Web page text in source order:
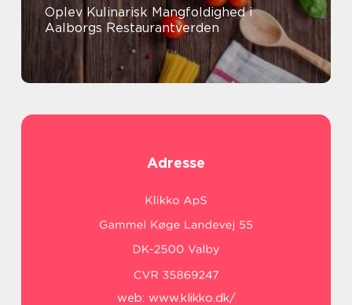
Oplev Kulinarisk Mangfoldighed i
Aalborgs Restaurantverden
Adresse
web: www.klikko.dk/